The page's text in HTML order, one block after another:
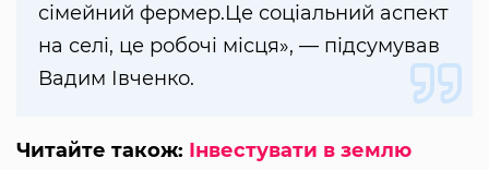
сімейний фермер.Це соціальний аспект
на селі, це робочі місця», — підсумував
Вадим Івченко.
Читайте також: Інвестувати в землю